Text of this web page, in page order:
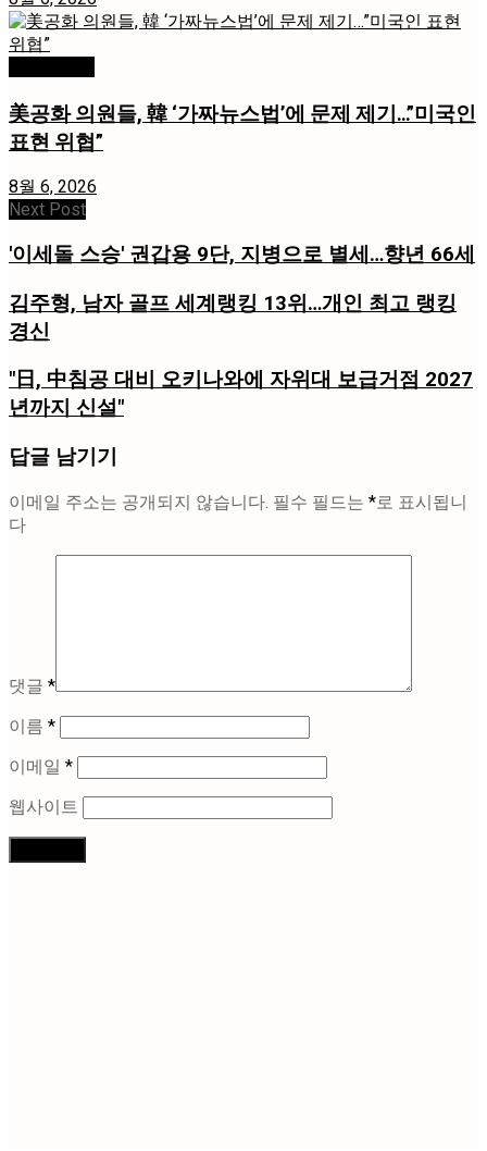
美공화 의원들, 韓 ‘가짜뉴스법’에 문제 제기…”미국인
표현 위협”
8월 6, 2026
Next Post
'이세돌 스승' 권갑용 9단, 지병으로 별세…향년 66세
김주형, 남자 골프 세계랭킹 13위…개인 최고 랭킹
경신
"日, 中침공 대비 오키나와에 자위대 보급거점 2027
년까지 신설"
답글 남기기
이메일 주소는 공개되지 않습니다. 필수 필드는 *로 표시됩니
다
댓글 *
이름 *
이메일 *
웹사이트